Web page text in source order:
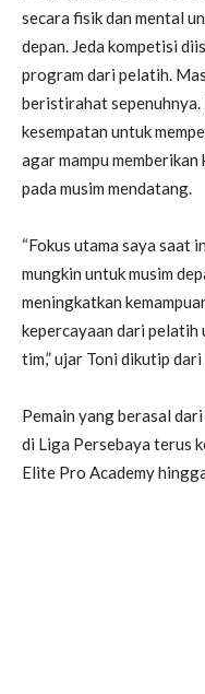
secara fisik dan mental
depan. Jeda kompetisi
program dari pelatih.
beristirahat
kesempatan untuk
agar mampu
pada musim mendatang.
“Fokus utama saya saat
mungkin untuk musim
meningkatkan
kepercayaan dari pelatih
tim,” ujar Toni dikutip
Pemain yang berasal
di Liga Persebaya terus
Elite Pro Academy